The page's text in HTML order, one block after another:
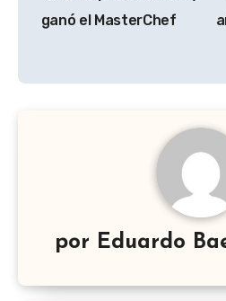
deganó el MasterChef
por Eduardo